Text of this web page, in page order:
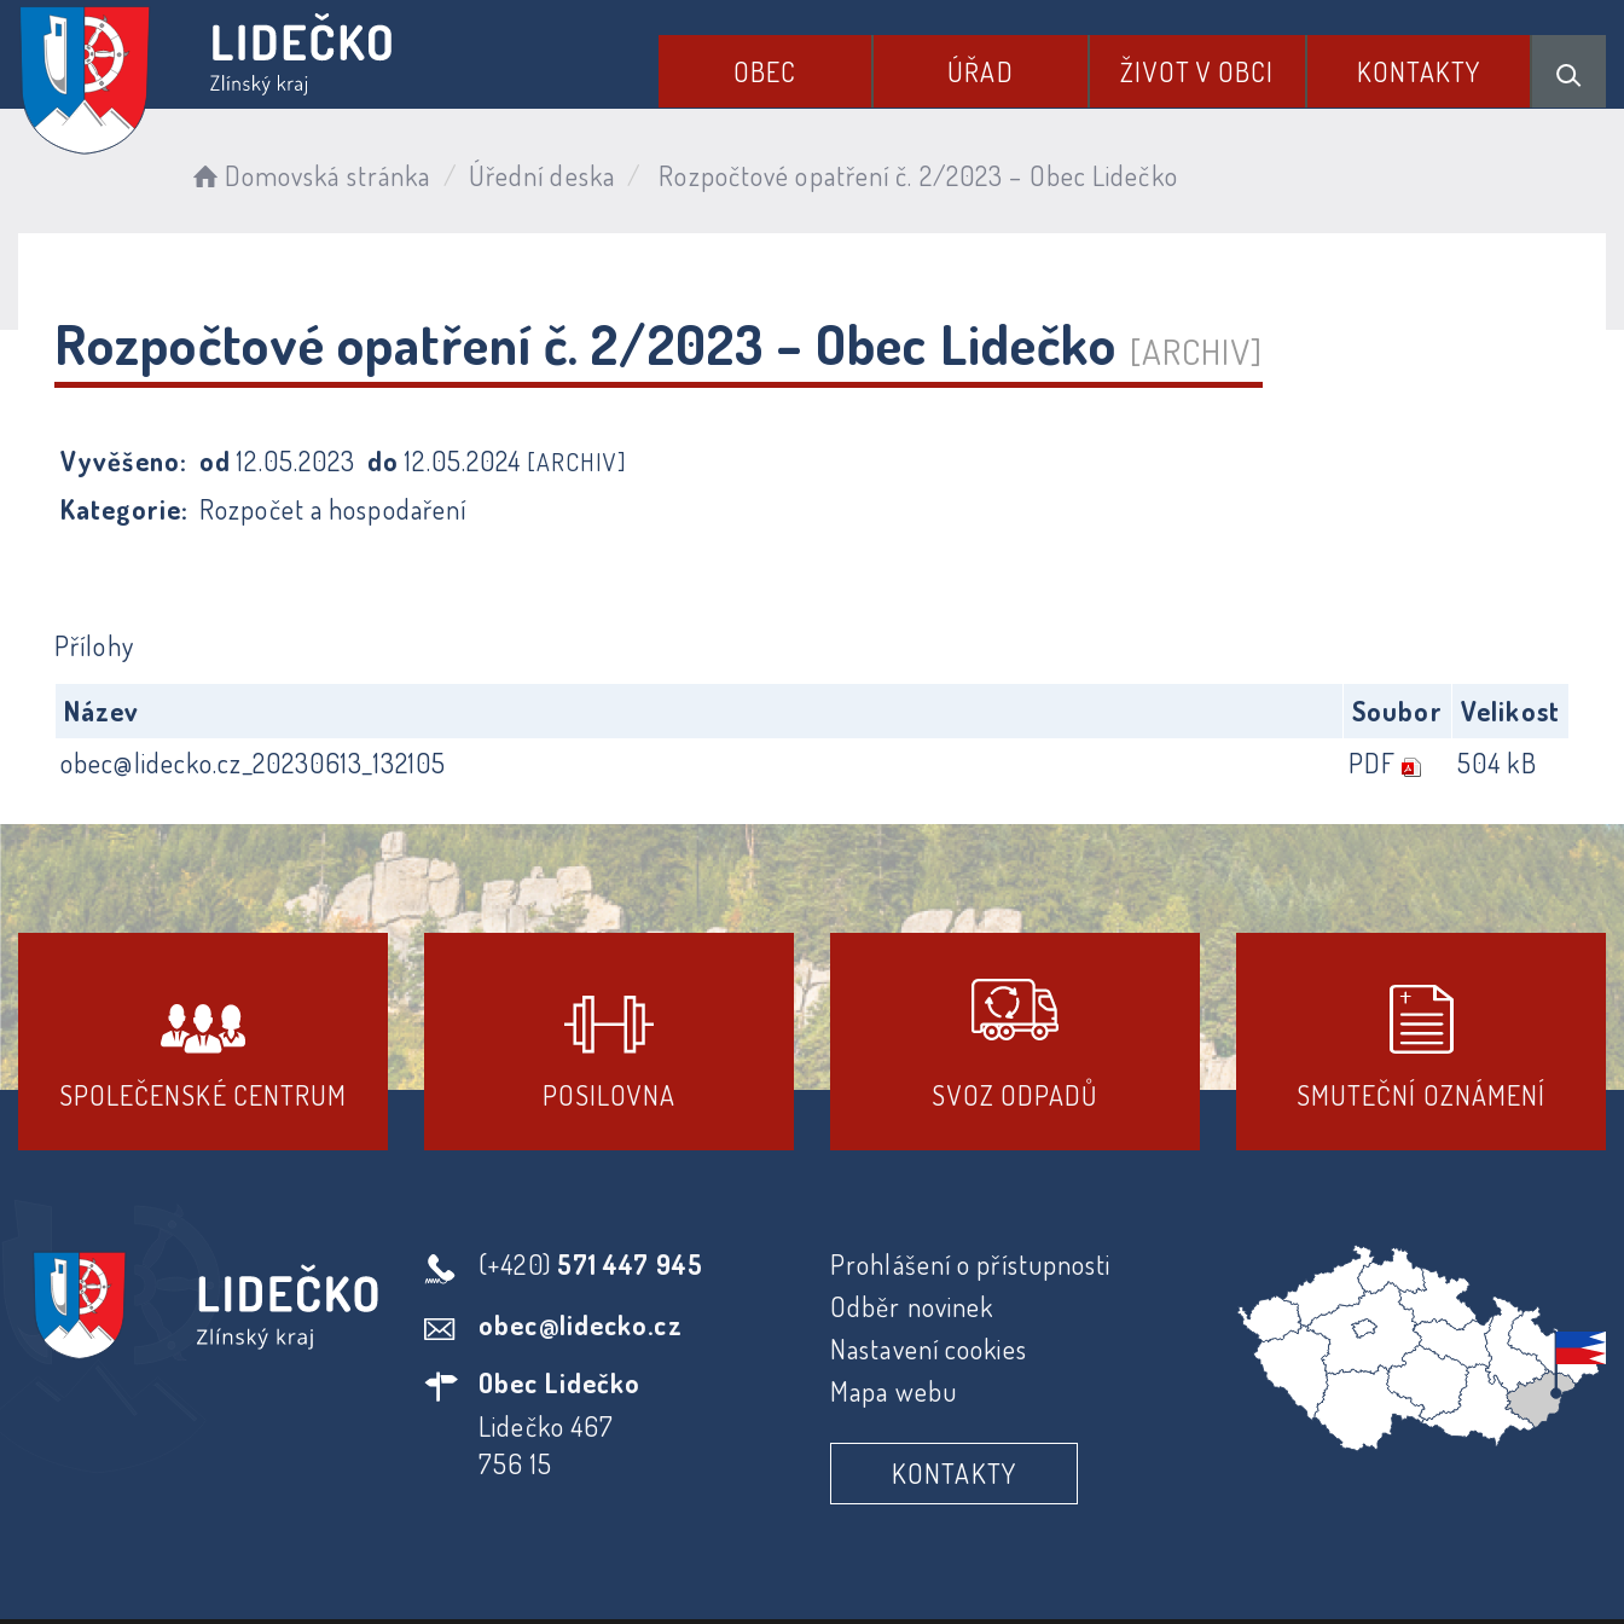
OBEC ÚŘAD ŽIVOT V OBCI KONTAKTY
Domovská stránka Úřední deska Rozpočtové opatření č. 2/2023 – Obec Lidečko
Rozpočtové opatření č. 2/2023 – Obec Lidečko [ARCHIV]
Vyvěšeno: od12.05.2023 do12.05.2024 [ARCHIV]
Kategorie: Rozpočet a hospodaření
Přílohy
Název
Soubor
Velikost
obec@lidecko.cz_20230613_132105
PDF 504 kB
SPOLEČENSKÉ CENTRUM POSILOVNA SVOZ ODPADŮ SMUTEČNÍ OZNÁMENÍ
(+420) 571 447 945
obec@lidecko.cz
Obec Lidečko
Lidečko 467
756 15
Prohlášení o přístupnosti
Odběr novinek
Nastavení cookies
Mapa webu
KONTAKTY